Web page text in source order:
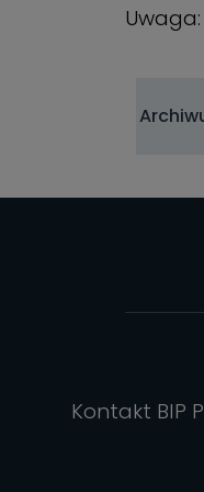
Kontakt BIP